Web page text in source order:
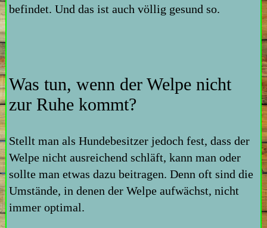
befindet. Und das ist auch völlig gesund so.
Was tun, wenn der Welpe nicht
zur Ruhe kommt?
Stellt man als Hundebesitzer jedoch fest, dass der
Welpe nicht ausreichend schläft, kann man oder
sollte man etwas dazu beitragen. Denn oft sind die
Umstände, in denen der Welpe aufwächst, nicht
immer optimal.